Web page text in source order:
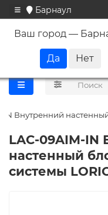
Барнаул
Ваш город —
Внутренний
LAC-09AIM-IN
настенный
системы